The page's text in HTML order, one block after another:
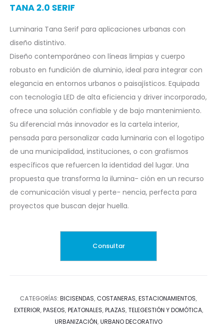
TANA 2.0 SERIF
Luminaria Tana Serif para aplicaciones urbanas con
diseño distintivo.
Diseño contemporáneo con líneas limpias y cuerpo
robusto en fundición de aluminio, ideal para integrar con
elegancia en entornos urbanos o paisajísticos. Equipada
con tecnología LED de alta eficiencia y driver incorporado,
ofrece una solución confiable y de bajo mantenimiento.
Su diferencial más innovador es la cartela interior,
pensada para personalizar cada luminaria con el logotipo
de una municipalidad, instituciones, o con grafismos
específicos que refuercen la identidad del lugar. Una
propuesta que transforma la ilumina- ción en un recurso
de comunicación visual y perte- nencia, perfecta para
proyectos que buscan dejar huella.
CATEGORÍAS: BICISENDAS, COSTANERAS, ESTACIONAMIENTOS,
EXTERIOR, PASEOS, PEATONALES, PLAZAS, TELEGESTIÓN Y DOMÓTICA,
URBANIZACIÓN, URBANO DECORATIVO